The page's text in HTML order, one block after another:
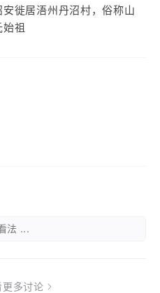
徙居浯州丹沼村，俗称山
始祖
法 ...
多讨论